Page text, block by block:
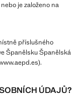
je založeno na
příslušného
Španělsku Španělská
ÚDAJŮ?